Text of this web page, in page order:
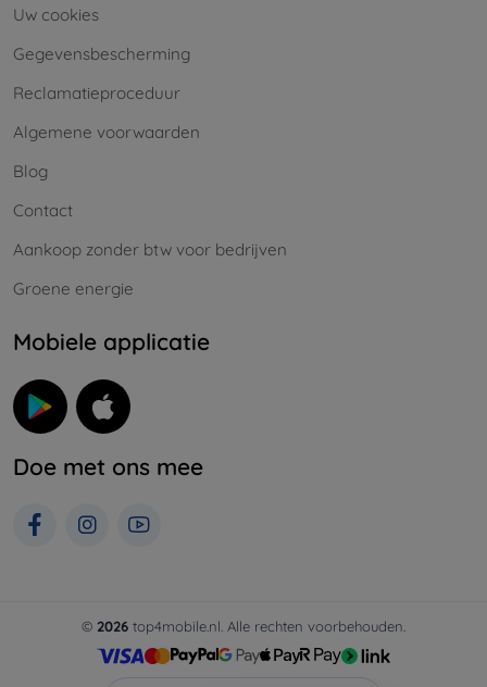
Uw cookies
Gegevensbescherming
Reclamatieproceduur
Algemene voorwaarden
Blog
Contact
Aankoop zonder btw voor bedrijven
Groene energie
Mobiele applicatie
Doe met ons mee
© 2026 top4mobile.nl. Alle rechten voorbehouden.